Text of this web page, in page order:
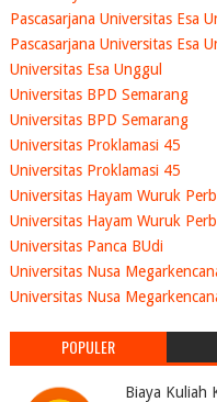
Pascasarjana Universitas Esa
Pascasarjana Universitas Esa
Universitas Esa Unggul
Universitas BPD Semarang
Universitas BPD Semarang
Universitas Proklamasi 45
Universitas Proklamasi 45
Universitas Hayam Wuruk
Universitas Hayam Wuruk
Universitas Panca BUdi
Universitas Nusa
Universitas Nusa
POPULER
Biaya Kuliah